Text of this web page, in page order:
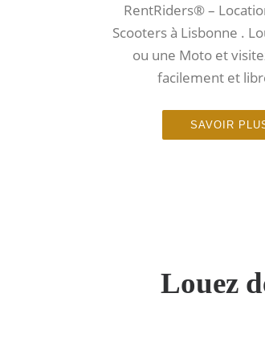
RentRiders® –
Scooters à Lisbonne .
ou une Moto et
facilement et
SAVOIR
Louez